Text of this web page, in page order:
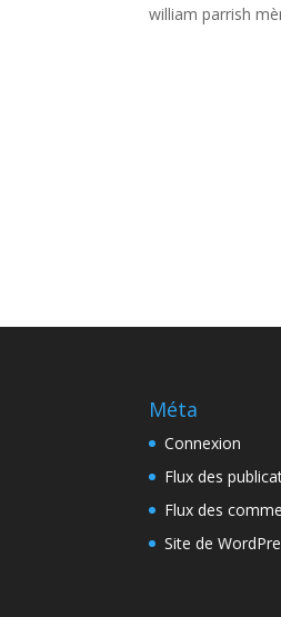
william parrish
Méta
Connexion
Flux des
Flux des
Site de